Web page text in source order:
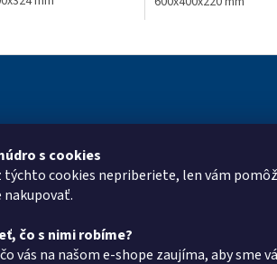
s cookies
týchto cookies nepriberiete, len vám
čo s nimi robíme?
vás na našom e-shope zaujíma, aby sme
pre vás
+420734621131